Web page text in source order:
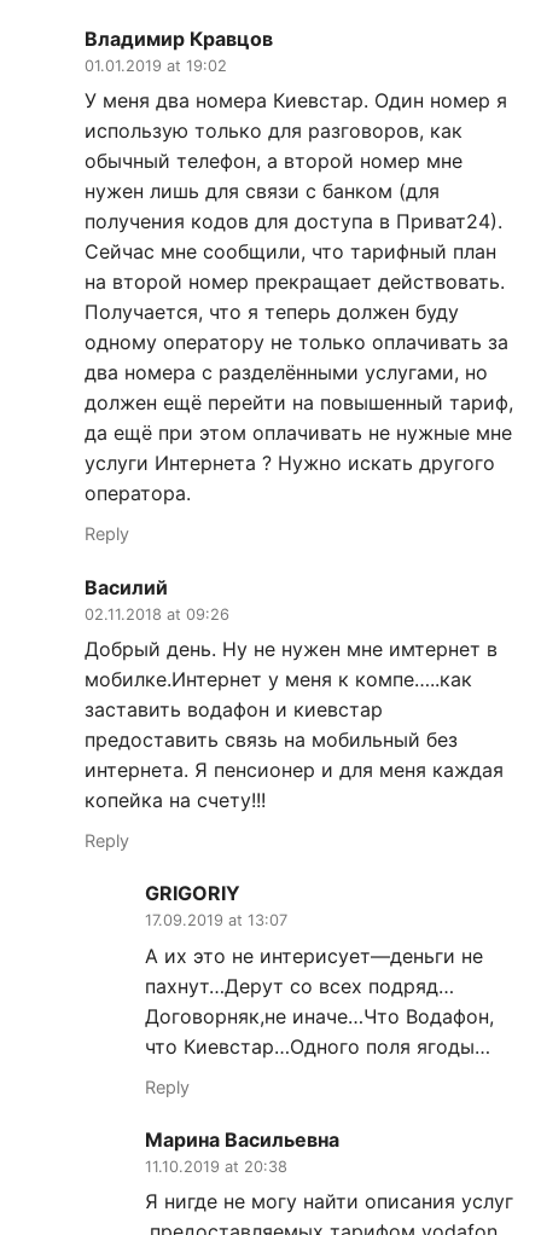
Владимир Кравцов
01.01.2019 at 19:02
У меня два номера Киевстар. Один номер я
использую только для разговоров, как
обычный телефон, а второй номер мне
нужен лишь для связи с банком (для
получения кодов для доступа в Приват24).
Сейчас мне сообщили, что тарифный план
на второй номер прекращает действовать.
Получается, что я теперь должен буду
одному оператору не только оплачивать за
два номера с разделёнными услугами, но
должен ещё перейти на повышенный тариф,
да ещё при этом оплачивать не нужные мне
услуги Интернета ? Нужно искать другого
оператора.
Reply
Василий
02.11.2018 at 09:26
Добрый день. Ну не нужен мне имтернет в
мобилке.Интернет у меня к компе…..как
заставить водафон и киевстар
предоставить связь на мобильный без
интернета. Я пенсионер и для меня каждая
копейка на счету!!!
Reply
GRIGORIY
17.09.2019 at 13:07
А их это не интерисует—деньги не
пахнут…Дерут со всех подряд…
Договорняк,не иначе…Что Водафон,
что Киевстар…Одного поля ягоды…
Reply
Марина Васильевна
11.10.2019 at 20:38
Я нигде не могу найти описания услуг